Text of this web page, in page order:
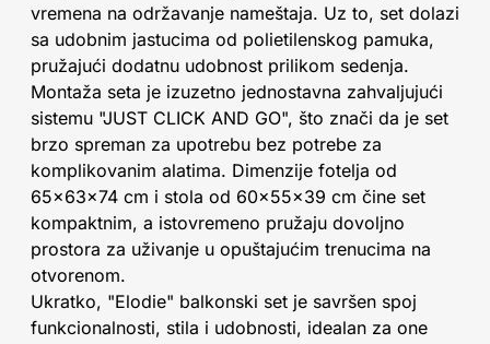
vremena na održavanje nameštaja. Uz to, set dolazi
sa udobnim jastucima od polietilenskog pamuka,
pružajući dodatnu udobnost prilikom sedenja.
Montaža seta je izuzetno jednostavna zahvaljujući
sistemu "JUST CLICK AND GO", što znači da je set
brzo spreman za upotrebu bez potrebe za
komplikovanim alatima. Dimenzije fotelja od
65x63x74 cm i stola od 60x55x39 cm čine set
kompaktnim, a istovremeno pružaju dovoljno
prostora za uživanje u opuštajućim trenucima na
otvorenom.
Ukratko, "Elodie" balkonski set je savršen spoj
funkcionalnosti, stila i udobnosti, idealan za one